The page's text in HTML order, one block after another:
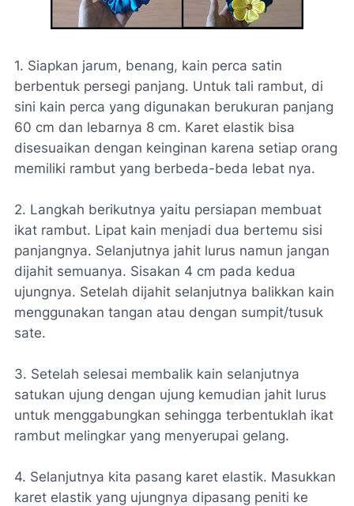
1. Siapkan jarum, benang, kain perca satin
berbentuk persegi panjang. Untuk tali rambut, di
sini kain perca yang digunakan berukuran panjang
60 cm dan lebarnya 8 cm. Karet elastik bisa
disesuaikan dengan keinginan karena setiap orang
memiliki rambut yang berbeda-beda lebat nya.
2. Langkah berikutnya yaitu persiapan membuat
ikat rambut. Lipat kain menjadi dua bertemu sisi
panjangnya. Selanjutnya jahit lurus namun jangan
dijahit semuanya. Sisakan 4 cm pada kedua
ujungnya. Setelah dijahit selanjutnya balikkan kain
menggunakan tangan atau dengan sumpit/tusuk
sate.
3. Setelah selesai membalik kain selanjutnya
satukan ujung dengan ujung kemudian jahit lurus
untuk menggabungkan sehingga terbentuklah ikat
rambut melingkar yang menyerupai gelang.
4. Selanjutnya kita pasang karet elastik. Masukkan
karet elastik yang ujungnya dipasang peniti ke